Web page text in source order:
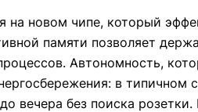
на новом чипе, который
памяти позволяет
Автономность,
в
без поиска